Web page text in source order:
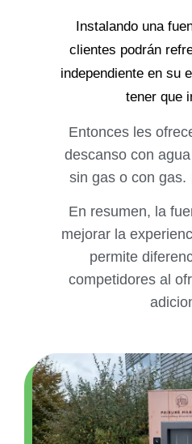
Instalando una
clientes podrán
independiente en su
tener que
Entonces les
descanso con
sin gas o con gas.
En resumen, la
mejorar la
permite
competidores al